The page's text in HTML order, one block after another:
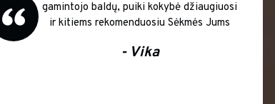
gamintojo baldų, puiki kokybė džiaugiuosi
ir kitiems rekomenduosiu Sėkmės Jums
- Vika